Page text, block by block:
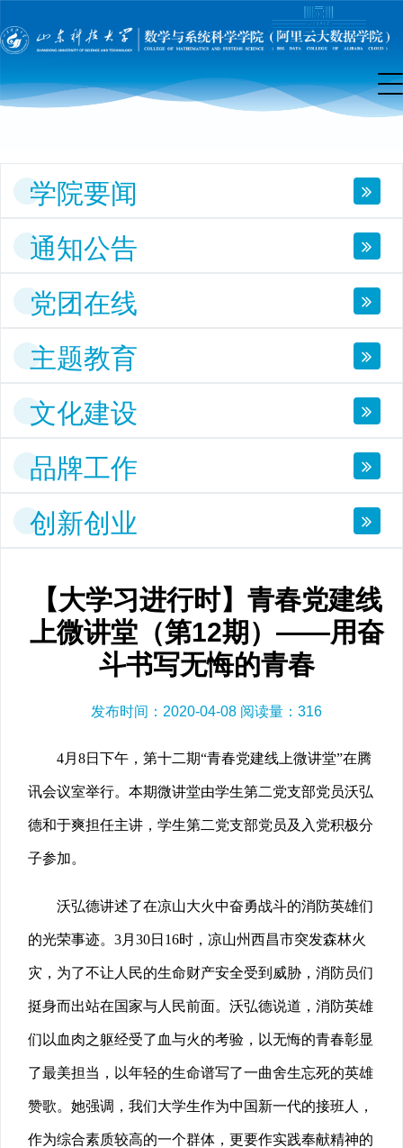
院
页
学院要闻
通知公告
党团在线
主题教育
文化建设
品牌工作
创新创业
【大学习进行时】青春党建线
上微讲堂（第12期）——用奋
斗书写无悔的青春
发布时间：2020-04-08 阅读量： 316
4月8日下午，第十二期“青春党建线上微讲堂”在腾
讯会议室举行。本期微讲堂由学生第二党支部党员沃弘
德和于爽担任主讲，学生第二党支部党员及入党积极分
子参加。
沃弘德讲述了在凉山大火中奋勇战斗的消防英雄们
的光荣事迹。3月30日16时，凉山州西昌市突发森林火
灾，为了不让人民的生命财产安全受到威胁，消防员们
挺身而出站在国家与人民前面。沃弘德说道，消防英雄
们以血肉之躯经受了血与火的考验，以无悔的青春彰显
了最美担当，以年轻的生命谱写了一曲舍生忘死的英雄
赞歌。她强调，我们大学生作为中国新一代的接班人，
作为综合素质较高的一个群体，更要作实践奉献精神的